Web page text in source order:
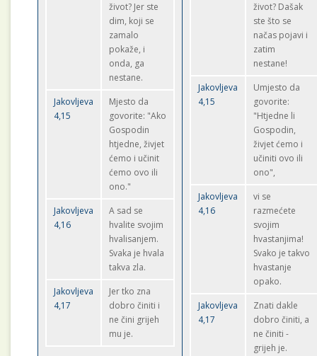
život? Jer ste
dim, koji se
zamalo
pokaže, i
onda, ga
nestane.
Jakovljeva
4,15
Mjesto da
govorite: "Ako
Gospodin
htjedne, živjet
ćemo i učinit
ćemo ovo ili
ono."
Jakovljeva
4,16
A sad se
hvalite svojim
hvalisanjem.
Svaka je hvala
takva zla.
Jakovljeva
4,17
Jer tko zna
dobro činiti i
ne čini grijeh
mu je.
život? Dašak
ste što se
načas pojavi i
zatim
nestane!
Jakovljeva
4,15
Umjesto da
govorite:
"Htjedne li
Gospodin,
živjet ćemo i
učiniti ovo ili
ono",
Jakovljeva
4,16
vi se
razmećete
svojim
hvastanjima!
Svako je takvo
hvastanje
opako.
Jakovljeva
4,17
Znati dakle
dobro činiti, a
ne činiti -
grijeh je.